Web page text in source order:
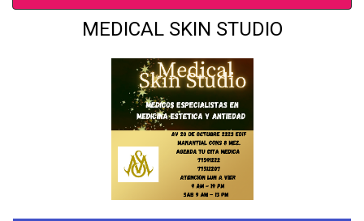
MEDICAL SKIN STUDIO